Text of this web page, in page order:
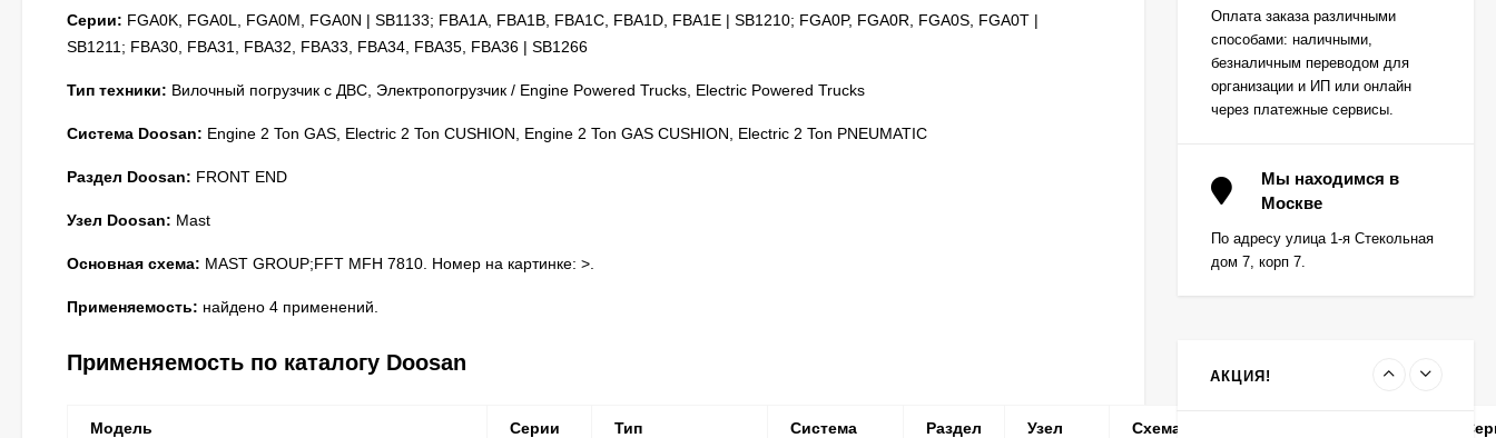
Серии: FGA0K, FGA0L, FGA0M, FGA0N | SB1133; FBA1A, FBA1B, FBA1C, FBA1D, FBA1E | SB1210; FGA0P, FGA0R, FGA0S, FGA0T |
SB1211; FBA30, FBA31, FBA32, FBA33, FBA34, FBA35, FBA36 | SB1266
Тип техники: Вилочный погрузчик с ДВС, Электропогрузчик / Engine Powered Trucks, Electric Powered Trucks
Система Doosan: Engine 2 Ton GAS, Electric 2 Ton CUSHION, Engine 2 Ton GAS CUSHION, Electric 2 Ton PNEUMATIC
Раздел Doosan: FRONT END
Узел Doosan: Mast
Основная схема: MAST GROUP;FFT MFH 7810. Номер на картинке: >.
Применяемость: найдено 4 применений.
Применяемость по каталогу Doosan
Модель Серии Тип Система Раздел
Узел
Схема
Оплата заказа различными
способами: наличными,
безналичным переводом для
организации и ИП или онлайн
через платежные сервисы.
Мы находимся в
Москве
По адресу улица 1-я Стекольная
дом 7, корп 7.
АКЦИЯ!
Вкладыш коренной
(0,25) (1шт - 1
половинка) для
двигателей
K15,K21,K25
запросу
(1шт - 1 половинка) для
двигателей
K15,K21,K25
Цена по